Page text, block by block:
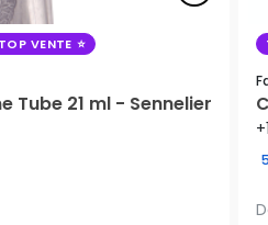
TOP VENTE
Tube 21 ml - Sennelier